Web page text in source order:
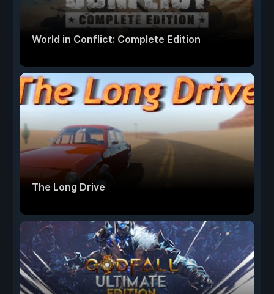
World in Conflict: Complete Edition
The Long Drive